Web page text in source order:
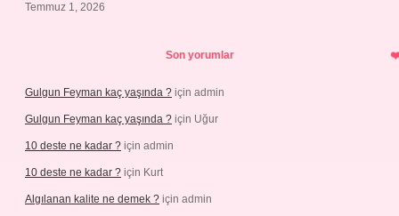
Temmuz 1, 2026
Son yorumlar
Gulgun Feyman kaç yaşında ? için admin
Gulgun Feyman kaç yaşında ? için Uğur
10 deste ne kadar ? için admin
10 deste ne kadar ? için Kurt
Algılanan kalite ne demek ? için admin